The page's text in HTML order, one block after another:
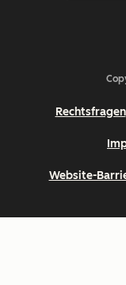
Rechtsfragen
Website-